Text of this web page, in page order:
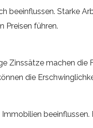
beeinflussen. Starke
Preisen führen.
machen die
die